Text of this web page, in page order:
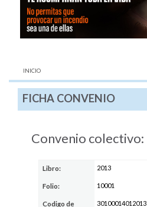
AQUÍ:
INICIO
FICHA CONVENIO
Convenio colectivo:
Libro: 2013
Folio: 10001
Codigo de
30100014012013